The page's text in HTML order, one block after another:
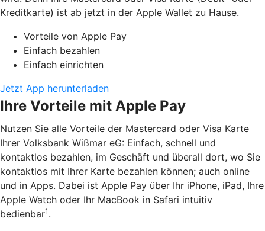
Kreditkarte) ist ab jetzt in der Apple Wallet zu Hause.
Vorteile von Apple Pay
Einfach bezahlen
Einfach einrichten
Jetzt App herunterladen
Ihre Vorteile mit Apple Pay
Nutzen Sie alle Vorteile der Mastercard oder Visa Karte
Ihrer Volksbank Wißmar eG: Einfach, schnell und
kontaktlos bezahlen, im Geschäft und überall dort, wo Sie
kontaktlos mit Ihrer Karte bezahlen können; auch online
und in Apps. Dabei ist Apple Pay über Ihr iPhone, iPad, Ihre
Apple Watch oder Ihr MacBook in Safari intuitiv
bedienbar1 .